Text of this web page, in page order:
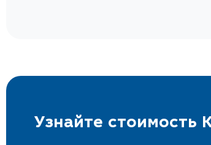
Узнайте стоимость